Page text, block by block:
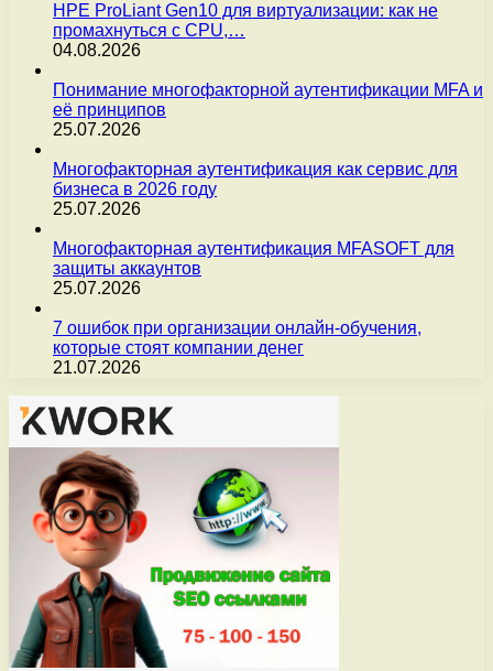
HPE ProLiant Gen10 для виртуализации: как не
промахнуться с CPU,…
04.08.2026
Понимание многофакторной аутентификации MFA и
её принципов
25.07.2026
Многофакторная аутентификация как сервис для
бизнеса в 2026 году
25.07.2026
Многофакторная аутентификация MFASOFT для
защиты аккаунтов
25.07.2026
7 ошибок при организации онлайн-обучения,
которые стоят компании денег
21.07.2026